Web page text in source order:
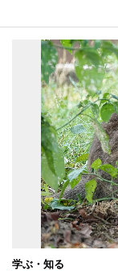
学ぶ・知る